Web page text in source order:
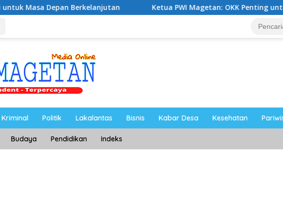
Berkelanjutan Ketua PWI Magetan: OKK Penting untuk Mencetak
Politik Lakalantas Bisnis Kabar Desa Kesehatan
Budaya Pendidikan Indeks